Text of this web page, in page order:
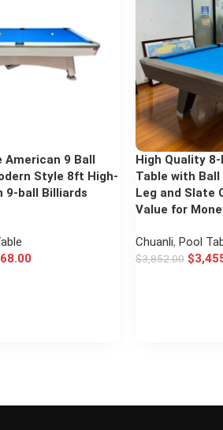
American 9 Ball
Style 8ft High-
9-ball Billiards
High Quality
Table with Ball
Leg and Slate
Value for
Chuanli, Pool
$3,852.00 $